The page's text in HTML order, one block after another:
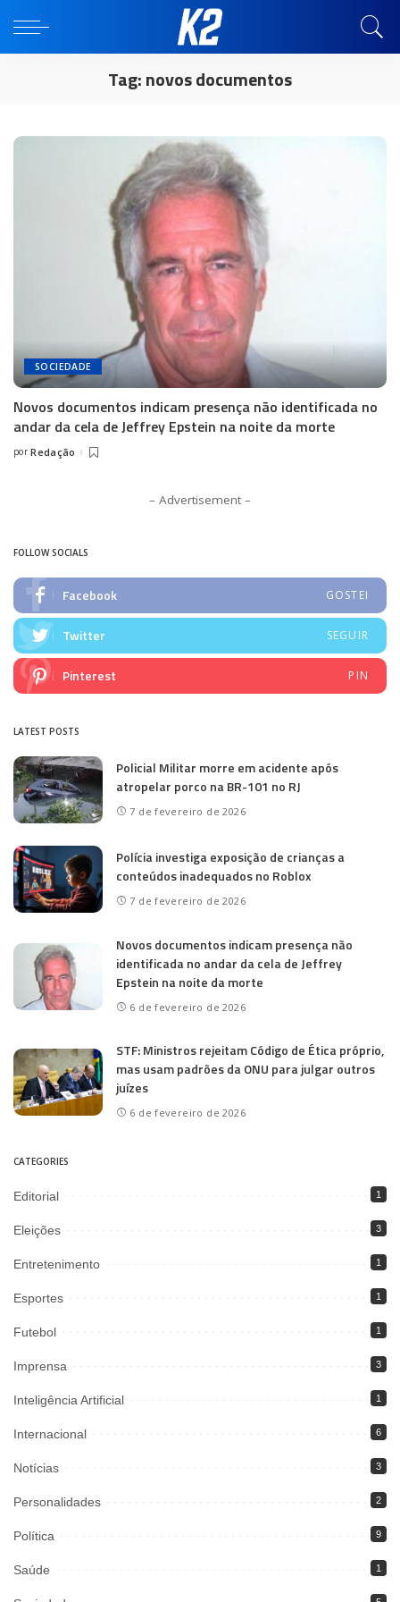
Tag:novos documentos
SOCIEDADE
Novos documentos indicam presença não identificada no
andar da cela de Jeffrey Epstein na noite da morte
Posted
por Redação
– Advertisement –
FOLLOW SOCIALS
Facebook GOSTEI
Twitter SEGUIR
Pinterest PIN
LATEST POSTS
Policial Militar morre em acidente após
atropelar porco na BR-101 no RJ
7 de fevereiro de 2026
Polícia investiga exposição de crianças a
conteúdos inadequados no Roblox
7 de fevereiro de 2026
Novos documentos indicam presença não
identificada no andar da cela de Jeffrey
Epstein na noite da morte
6 de fevereiro de 2026
STF: Ministros rejeitam Código de Ética próprio,
mas usam padrões da ONU para julgar outros
juízes
6 de fevereiro de 2026
CATEGORIES
Editorial 1
Eleições 3
Entretenimento 1
Esportes 1
Futebol 1
Imprensa 3
Inteligência Artificial 1
Internacional 6
Notícias 3
Personalidades 2
Política 9
Saúde 1